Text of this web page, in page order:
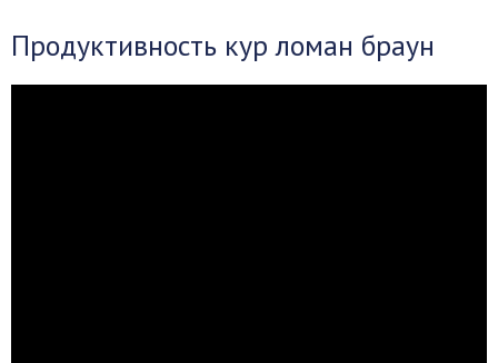
Продуктивность кур ломан браун